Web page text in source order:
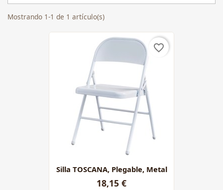
Mostrando 1-1 de 1 artículo(s)
Silla TOSCANA, Plegable, Metal
18,15 €
favorite_border